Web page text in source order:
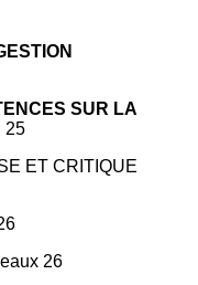
SUR LA
25
ET CRITIQUE
26